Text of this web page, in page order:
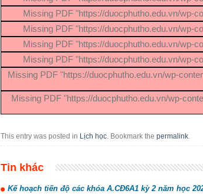
Missing PDF "https://duocphutho.edu.vn/wp-
Missing PDF "https://duocphutho.edu.vn/wp-
Missing PDF "https://duocphutho.edu.vn/wp-
Missing PDF "https://duocphutho.edu.vn/wp-
Missing PDF "https://duocphutho.edu.vn/wp-
Missing PDF "https://duocphutho.edu.vn/wp-
This entry was posted in Lịch học . Bookmark the permalink
Tin khác
Kế hoạch tiến độ các khóa A.CĐ6A1 kỳ 2 năm học